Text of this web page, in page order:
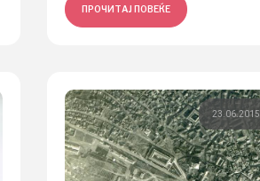
ПРОЧИТАЈ ПОВЕЌЕ
23.06.2015